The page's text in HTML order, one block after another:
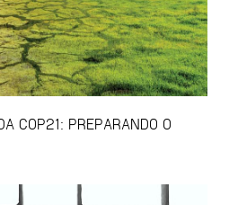
COP21: PREPARANDO O